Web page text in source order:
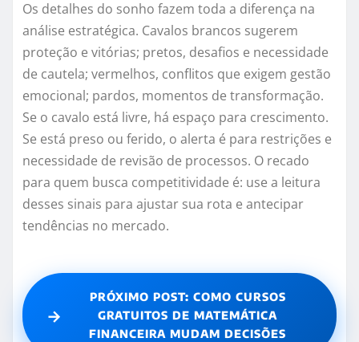
Os detalhes do sonho fazem toda a diferença na
análise estratégica. Cavalos brancos sugerem
proteção e vitórias; pretos, desafios e necessidade
de cautela; vermelhos, conflitos que exigem gestão
emocional; pardos, momentos de transformação.
Se o cavalo está livre, há espaço para crescimento.
Se está preso ou ferido, o alerta é para restrições e
necessidade de revisão de processos. O recado
para quem busca competitividade é: use a leitura
desses sinais para ajustar sua rota e antecipar
tendências no mercado.
→
PRÓXIMO POST: COMO CURSOS
GRATUITOS DE MATEMÁTICA
FINANCEIRA MUDAM DECISÕES